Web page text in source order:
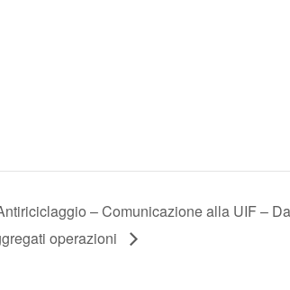
– Comunicazione alla UIF –
operazioni